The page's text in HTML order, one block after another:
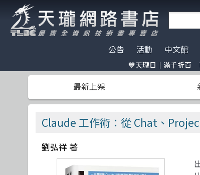
公告
天瓏門市春節營業公告
門市
※電子發票使用說明※
天
活動
天瓏日｜滿千折百
歐萊
版
中文館
AI Coding
Machine Learning
Design Pattern
影
Prompt Engineering
Chatbot
Engineer self-growth
機
全部分類
軟
軟體測試
職涯
網站開發
UI/
系統開發
資
碁峰資訊
旗標
經
滄海
人民
機械工業
深智
電子開發板
特價
IT
Make 國際中文版
機器
💙天瓏日｜滿千折百
最新上架
Claude 工作術：從 Chat、
劉弘祥 著